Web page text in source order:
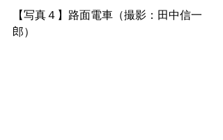
【写真４】路面電車（撮影：田中信一
郎）